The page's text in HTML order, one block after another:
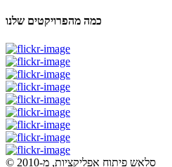
כמה מהפרויקטים שלנו
© סלאש פיתוח אפליקציות, מ-2010